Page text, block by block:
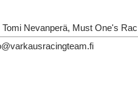
Nevanperä, Must One's